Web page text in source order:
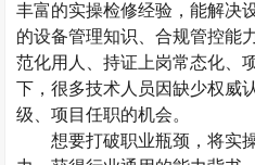
丰富的实操检修经验，能解决
的设备管理知识、合规管控能
范化用人、持证上岗常态化、
下，很多技术人员因缺少权威
级、项目任职的机会。
想要打破职业瓶颈，将实